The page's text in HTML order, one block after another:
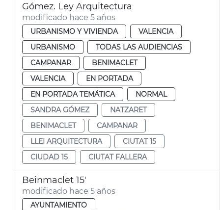
Gómez. Ley Arquitectura
modificado hace 5 años
URBANISMO Y VIVIENDA
VALENCIA
URBANISMO
TODAS LAS AUDIENCIAS
CAMPANAR
BENIMACLET
VALENCIA
EN PORTADA
EN PORTADA TEMÁTICA
NORMAL
SANDRA GÓMEZ
NATZARET
BENIMACLET
CAMPANAR
LLEI ARQUITECTURA
CIUTAT 15
CIUDAD 15
CIUTAT FALLERA
Beinmaclet 15'
modificado hace 5 años
AYUNTAMIENTO